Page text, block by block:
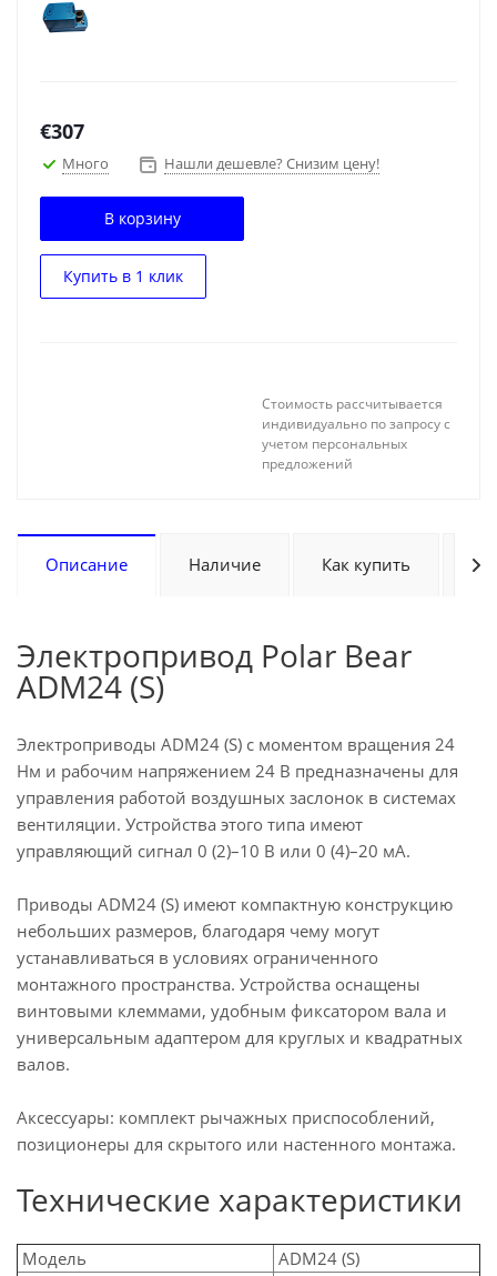
€307
Много Нашли дешевле? Снизим цену!
В корзину
Купить в 1 клик
Стоимость рассчитывается
индивидуально по запросу с
учетом персональных
предложений
Описание Наличие Как купить
Электропривод Polar Bear
ADM24 (S)
Электроприводы ADM24 (S) с моментом вращения 24
Нм и рабочим напряжением 24 В предназначены для
управления работой воздушных заслонок в системах
вентиляции. Устройства этого типа имеют
управляющий сигнал 0 (2)–10 В или 0 (4)–20 мA.
Приводы ADM24 (S) имеют компактную конструкцию
небольших размеров, благодаря чему могут
устанавливаться в условиях ограниченного
монтажного пространства. Устройства оснащены
винтовыми клеммами, удобным фиксатором вала и
универсальным адаптером для круглых и квадратных
валов.
Аксессуары: комплект рычажных приспособлений,
позиционеры для скрытого или настенного монтажа.
Технические характеристики
Модель
ADM24 (S)